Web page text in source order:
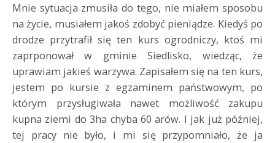
Mnie sytuacja zmusiła do tego, nie miałem sposobu
na życie, musiałem jakoś zdobyć pieniądze. Kiedyś po
drodze przytrafił się ten kurs ogrodniczy, ktoś mi
zaprponował w gminie Siedlisko, wiedząc, że
uprawiam jakieś warzywa. Zapisałem się na ten kurs,
jestem po kursie z egzaminem państwowym, po
którym przysługiwała nawet możliwość zakupu
kupna ziemi do 3ha chyba 60 arów. I jak już później,
tej pracy nie było, i mi się przypomniało, że ja